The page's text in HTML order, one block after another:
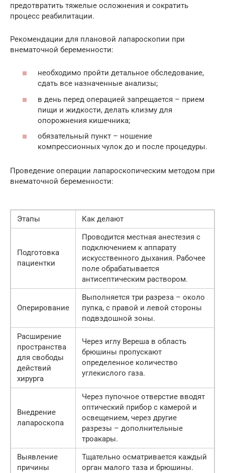
предотвратить тяжелые осложнения и сократить
процесс реабилитации.
Рекомендации для плановой лапароскопии при
внематочной беременности:
необходимо пройти детальное обследование,
сдать все назначенные анализы;
в день перед операцией запрещается – прием
пищи и жидкости, делать клизму для
опорожнения кишечника;
обязательный пункт – ношение
компрессионных чулок до и после процедуры.
Проведение операции лапароскопическим методом при
внематочной беременности:
Этапы Как делают
Подготовка
пациентки
Проводится местная анестезия с
подключением к аппарату
искусственного дыхания. Рабочее
поле обрабатывается
антисептическим раствором.
Оперирование
Выполняется три разреза – около
пупка, с правой и левой стороны
подвздошной зоны.
Расширение
пространства
для свободы
действий
хирурга
Через иглу Вереша в область
брюшины пропускают
определенное количество
углекислого газа.
Внедрение
лапароскопа
Через пупочное отверстие вводят
оптический прибор с камерой и
освещением, через другие
разрезы – дополнительные
троакары.
Выявление
причины
Тщательно осматривается каждый
орган малого таза и брюшины.